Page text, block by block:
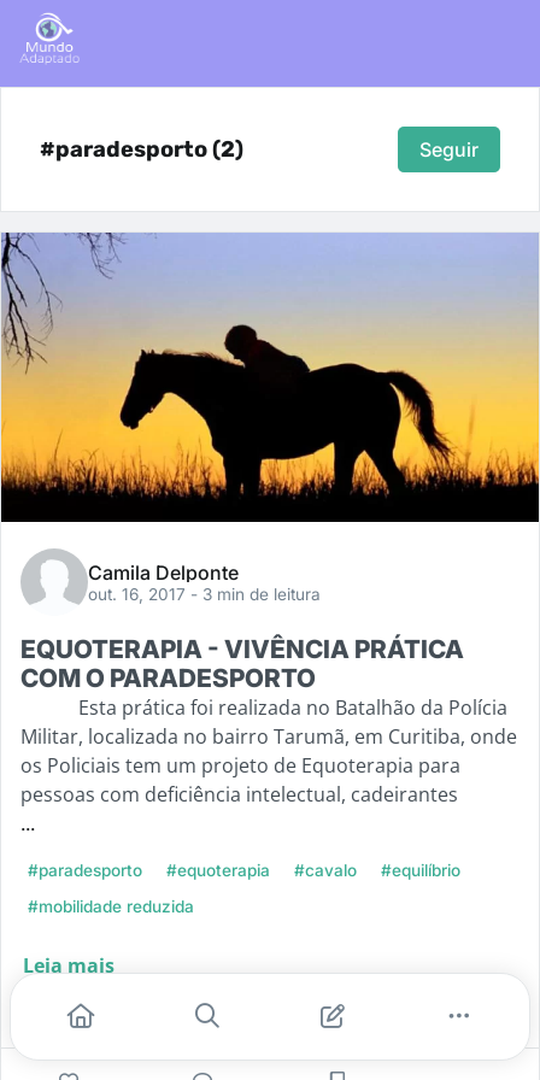
#paradesporto (2) Seguir
Camila Delponte
out. 16, 2017 - 3 min de leitura
EQUOTERAPIA - VIVÊNCIA PRÁTICA
COM O PARADESPORTO
Esta prática foi realizada no Batalhão da Polícia
Militar, localizada no bairro Tarumã, em Curitiba, onde
os Policiais tem um projeto de Equoterapia para
pessoas com deficiência intelectual, cadeirantes
...
#paradesporto #equoterapia #cavalo
#equilíbrio
#mobilidade reduzida
Leia mais